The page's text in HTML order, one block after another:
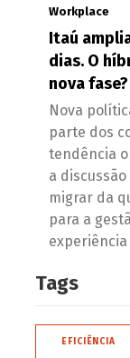
Workplace
Itaú
dias. O
nova fase?
Nova
parte dos
tendência
a
migrar da
para a
Tags
EFICIÊNCIA